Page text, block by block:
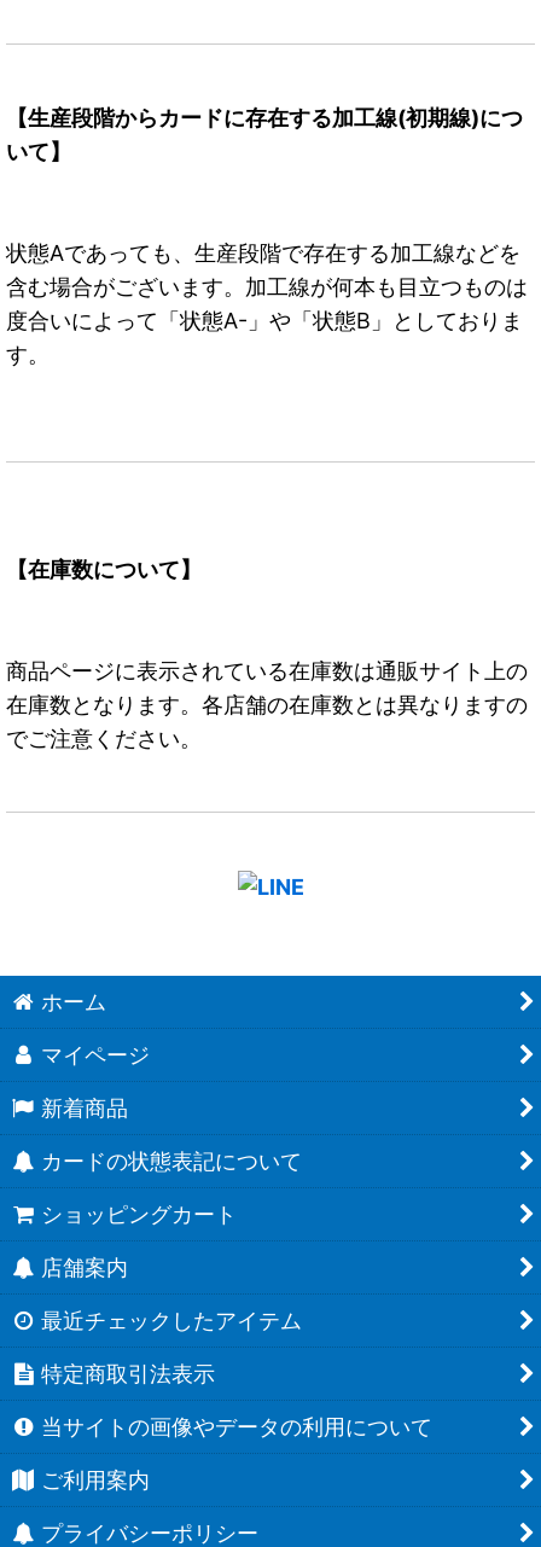
【生産段階からカードに存在する加工線(初期線)につ
いて】
状態Aであっても、生産段階で存在する加工線などを
含む場合がございます。加工線が何本も目立つものは
度合いによって「状態A-」や「状態B」としておりま
す。
【在庫数について】
商品ページに表示されている在庫数は通販サイト上の
在庫数となります。各店舗の在庫数とは異なりますの
でご注意ください。
ホーム
マイページ
新着商品
カードの状態表記について
ショッピングカート
店舗案内
最近チェックしたアイテム
特定商取引法表示
当サイトの画像やデータの利用について
ご利用案内
プライバシーポリシー